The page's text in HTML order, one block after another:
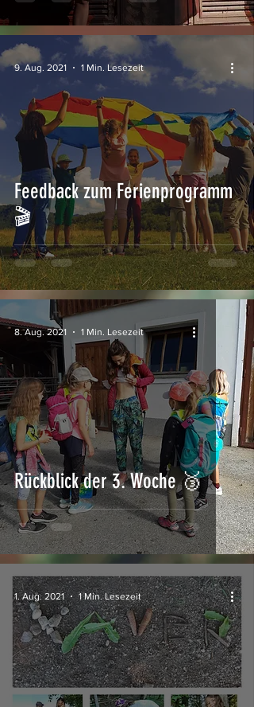
Feedback zum Ferienprogramm
🎬
9. Aug. 2021 1 Min. Lesezeit
Rückblick der 3. Woche 🥉
8. Aug. 2021 1 Min. Lesezeit
1. Aug. 2021 1 Min. Lesezeit